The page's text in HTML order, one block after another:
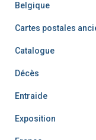
Belgique
Cartes postales
Catalogue
Décès
Entraide
Exposition